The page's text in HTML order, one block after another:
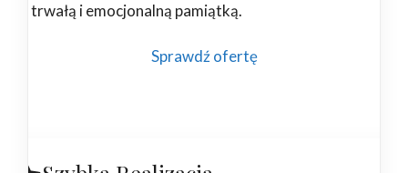
trwałą i emocjonalną pamiątką.
Sprawdź ofertę